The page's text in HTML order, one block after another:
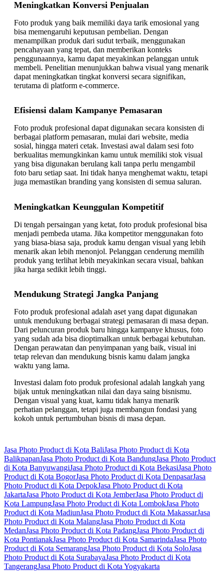
Meningkatkan Konversi Penjualan
Foto produk yang baik memiliki daya tarik emosional yang
bisa memengaruhi keputusan pembelian. Dengan
menampilkan produk dari sudut terbaik, menggunakan
pencahayaan yang tepat, dan memberikan konteks
penggunaannya, kamu dapat meyakinkan pelanggan untuk
membeli. Penelitian menunjukkan bahwa visual yang menarik
dapat meningkatkan tingkat konversi secara signifikan,
terutama di platform e-commerce.
Efisiensi dalam Kampanye Pemasaran
Foto produk profesional dapat digunakan secara konsisten di
berbagai platform pemasaran, mulai dari website, media
sosial, hingga materi cetak. Investasi awal dalam sesi foto
berkualitas memungkinkan kamu untuk memiliki stok visual
yang bisa digunakan berulang kali tanpa perlu mengambil
foto baru setiap saat. Ini tidak hanya menghemat waktu, tetapi
juga memastikan branding yang konsisten di semua saluran.
Meningkatkan Keunggulan Kompetitif
Di tengah persaingan yang ketat, foto produk profesional bisa
menjadi pembeda utama. Jika kompetitor menggunakan foto
yang biasa-biasa saja, produk kamu dengan visual yang lebih
menarik akan lebih menonjol. Pelanggan cenderung memilih
produk yang terlihat lebih meyakinkan secara visual, bahkan
jika harga sedikit lebih tinggi.
Mendukung Strategi Jangka Panjang
Foto produk profesional adalah aset yang dapat digunakan
untuk mendukung berbagai strategi pemasaran di masa depan.
Dari peluncuran produk baru hingga kampanye khusus, foto
yang sudah ada bisa dioptimalkan untuk berbagai kebutuhan.
Dengan perawatan dan penyimpanan yang baik, visual ini
tetap relevan dan mendukung bisnis kamu dalam jangka
waktu yang lama.
Investasi dalam foto produk profesional adalah langkah yang
bijak untuk meningkatkan nilai dan daya saing bisnismu.
Dengan visual yang kuat, kamu tidak hanya menarik
perhatian pelanggan, tetapi juga membangun fondasi yang
kokoh untuk pertumbuhan bisnis di masa depan.
Jasa Photo Product di Kota BaliJasa Photo Product di Kota
BalikpapanJasa Photo Product di Kota BandungJasa Photo Product
di Kota BanyuwangiJasa Photo Product di Kota BekasiJasa Photo
Product di Kota BogorJasa Photo Product di Kota DenpasarJasa
Photo Product di Kota DepokJasa Photo Product di Kota
JakartaJasa Photo Product di Kota JemberJasa Photo Product di
Kota LampungJasa Photo Product di Kota LombokJasa Photo
Product di Kota MadiunJasa Photo Product di Kota MakassarJasa
Photo Product di Kota MalangJasa Photo Product di Kota
MedanJasa Photo Product di Kota PadangJasa Photo Product di
Kota PontianakJasa Photo Product di Kota SamarindaJasa Photo
Product di Kota SemarangJasa Photo Product di Kota SoloJasa
Photo Product di Kota SurabayaJasa Photo Product di Kota
TangerangJasa Photo Product di Kota Yogyakarta